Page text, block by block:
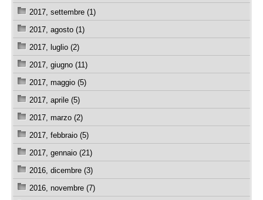
2017, settembre (1)
2017, agosto (1)
2017, luglio (2)
2017, giugno (11)
2017, maggio (5)
2017, aprile (5)
2017, marzo (2)
2017, febbraio (5)
2017, gennaio (21)
2016, dicembre (3)
2016, novembre (7)